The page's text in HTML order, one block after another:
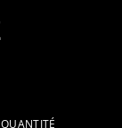
QUANTITÉ